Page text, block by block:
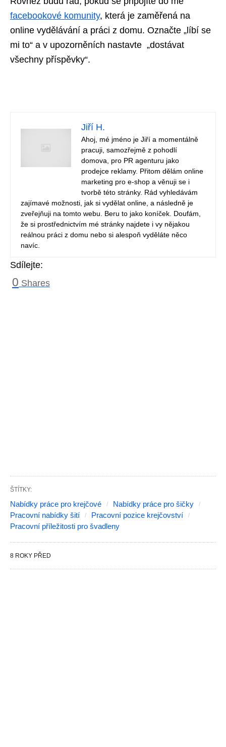
facebookové komunity, která je zaměřená na
online vydělávání a práci z domu. Označte „líbí se
mi to“ a v upozorněních nastavte „dostávat
všechny příspěvky“.
Jiří H.
Ahoj, mé jméno je Jiří a momentálně
pracuji, samozřejmě z pohodlí
domova, pro PR agenturu jako
prodejce reklamy. Přitom dělám online
marketing pro e-shop a věnuji se i
tvorbě této stránky. Rád vyhledávám
zajímavé možnosti, jak si vydělat online, a následně je
zveřejňuji na tomto webu. Beru to jako koníček. Doufám,
že si prostřednictvím mé stránky najdete i vy nějakou
reálnou práci z domu nebo si alespoň vyděláte něco
navíc.
Sdílejte:
0 Shares
ŠTÍTKY:
Nabídky práce pro krejčové
Nabídky práce pro šičky
Pracovní nabídky šití
Pracovní pozice krejčovství
Pracovní příležitosti pro švadleny
8 ROKY PŘED